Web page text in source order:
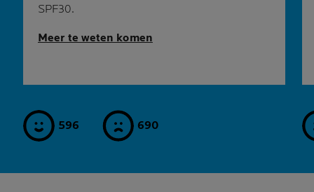
SPF30.
Meer te weten komen
ja596 nee690